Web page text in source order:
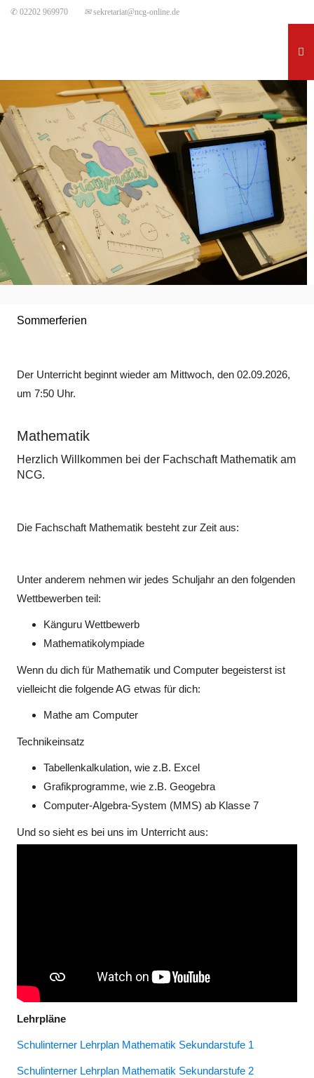
✆ 02202 969970 ✉sekretariat@ncg-online.de
Sommerferien
Der Unterricht beginnt wieder am Mittwoch, den 02.09.2026,
um 7:50 Uhr.
Mathematik
Herzlich Willkommen bei der Fachschaft Mathematik am
NCG.
Die Fachschaft Mathematik besteht zur Zeit aus:
Unter anderem nehmen wir jedes Schuljahr an den folgenden
Wettbewerben teil:
Känguru Wettbewerb
Mathematikolympiade
Wenn du dich für Mathematik und Computer begeisterst ist
vielleicht die folgende AG etwas für dich:
Mathe am Computer
Technikeinsatz
Tabellenkalkulation, wie z.B. Excel
Grafikprogramme, wie z.B. Geogebra
Computer-Algebra-System (MMS) ab Klasse 7
Und so sieht es bei uns im Unterricht aus:
Lehrpläne
Schulinterner Lehrplan Mathematik Sekundarstufe 1
Schulinterner Lehrplan Mathematik Sekundarstufe 2